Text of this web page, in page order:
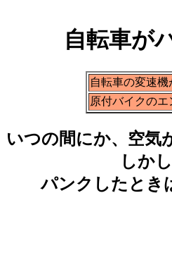
自転車が
自転車の変速機
原付バイクの
いつの間にか、空気
しか
パンクしたとき